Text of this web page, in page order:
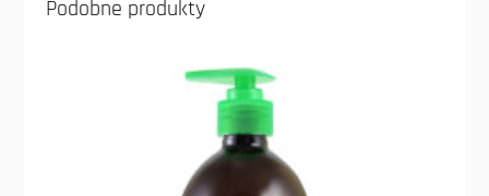
Podobne produkty